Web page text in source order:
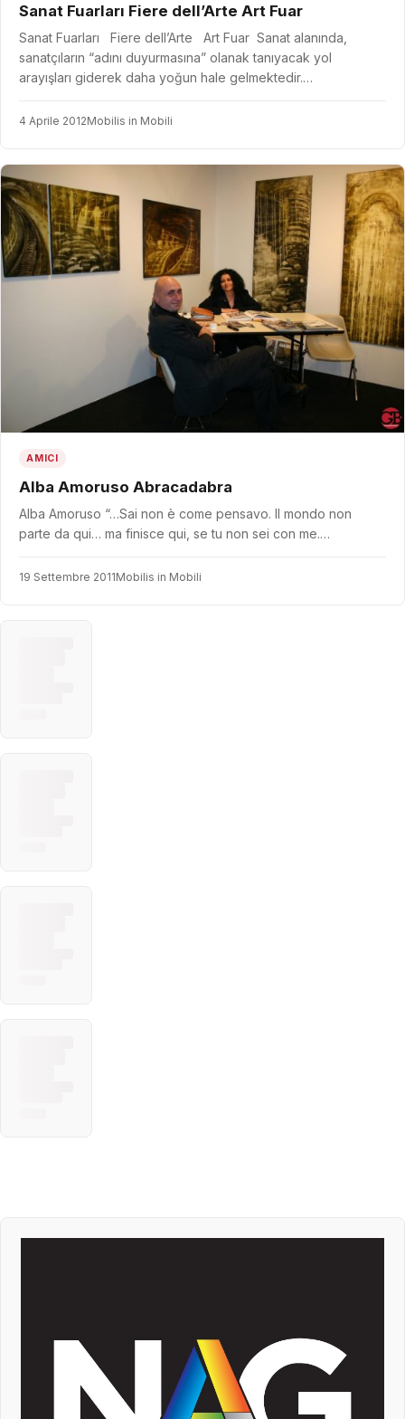
Sanat Fuarları Fiere dell’Arte Art Fuar
Sanat Fuarları Fiere dell’Arte Art Fuar Sanat alanında,
sanatçıların “adını duyurmasına” olanak tanıyacak yol
arayışları giderek daha yoğun hale gelmektedir.…
4 Aprile 2012Mobilis in Mobili
AMICI
Alba Amoruso Abracadabra
Alba Amoruso “…Sai non è come pensavo. Il mondo non
parte da qui… ma finisce qui, se tu non sei con me.…
19 Settembre 2011Mobilis in Mobili